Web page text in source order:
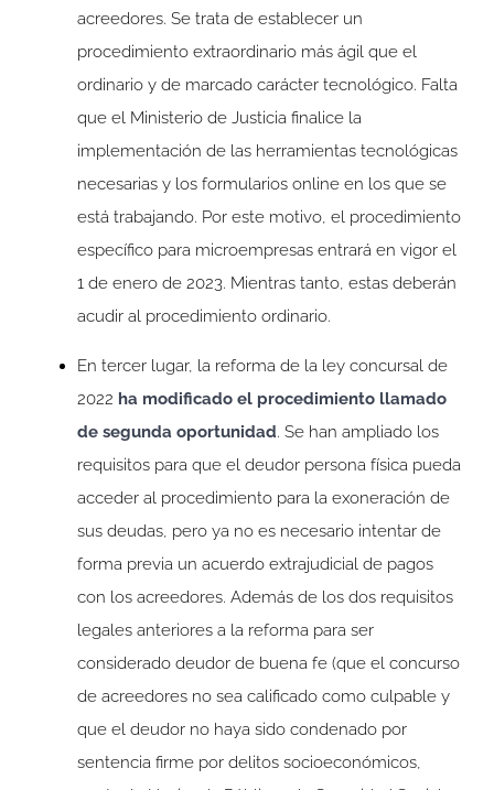
acreedores. Se trata de establecer un
procedimiento extraordinario más ágil que el
ordinario y de marcado carácter tecnológico. Falta
que el Ministerio de Justicia finalice la
implementación de las herramientas tecnológicas
necesarias y los formularios online en los que se
está trabajando. Por este motivo, el procedimiento
específico para microempresas entrará en vigor el
1 de enero de 2023. Mientras tanto, estas deberán
acudir al procedimiento ordinario.
En tercer lugar, la reforma de la ley concursal de
2022 ha modificado el procedimiento llamado
de segunda oportunidad. Se han ampliado los
requisitos para que el deudor persona física pueda
acceder al procedimiento para la exoneración de
sus deudas, pero ya no es necesario intentar de
forma previa un acuerdo extrajudicial de pagos
con los acreedores. Además de los dos requisitos
legales anteriores a la reforma para ser
considerado deudor de buena fe (que el concurso
de acreedores no sea calificado como culpable y
que el deudor no haya sido condenado por
sentencia firme por delitos socioeconómicos,